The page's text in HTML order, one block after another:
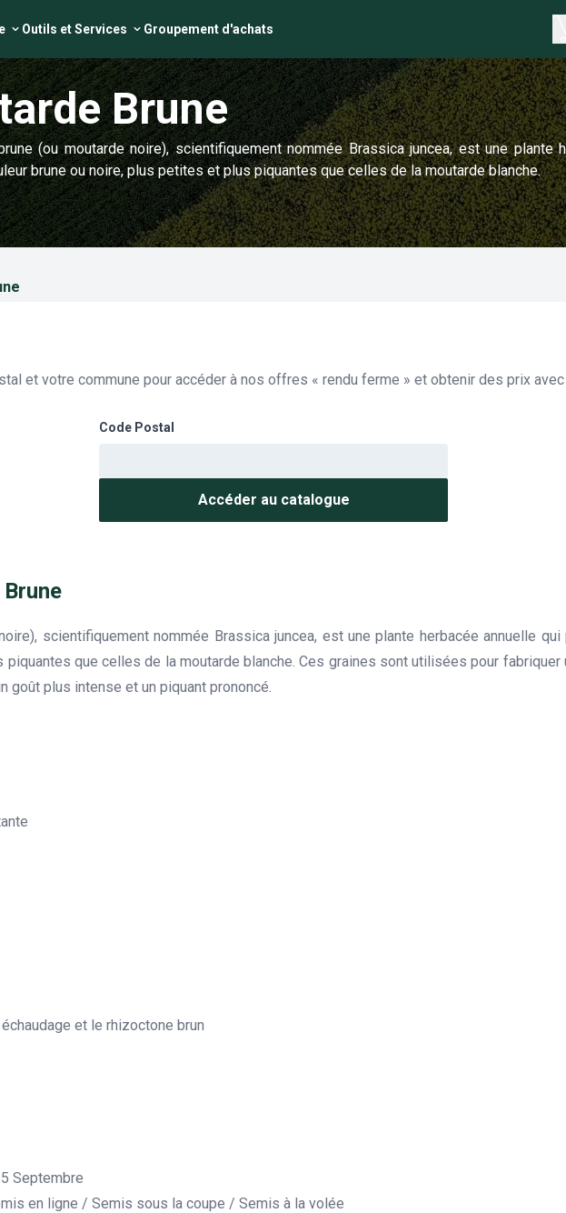
Outils et Services Groupement d'achats
Brune
(ou moutarde noire), scientifiquement nommée Brassica juncea, est une plante
brune ou noire, plus petites et plus piquantes que celles de la moutarde blanche.
et votre commune pour accéder à nos offres « rendu ferme » et obtenir des prix
Code Postal
Accéder au catalogue
scientifiquement nommée Brassica juncea, est une plante herbacée annuelle
que celles de la moutarde blanche. Ces graines sont utilisées pour
goût plus intense et un piquant prononcé.
et le rhizoctone brun
Septembre
en ligne / Semis sous la coupe / Semis à la volée